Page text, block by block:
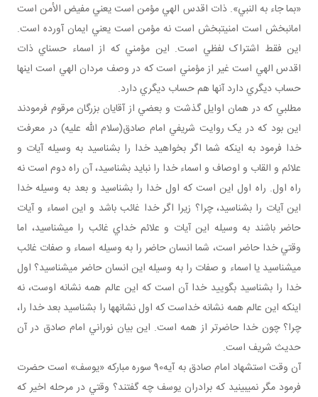
«بما جاء به النبي». ذات اقدس الهي مؤمن است يعني مفيض الأمن است
امان بخش است امنيت بخش است نه مؤمن است يعني ايمان آورده است.
اين فقط اشتراک لفظي است. اين مؤمني که از اسماء حسناي ذات
اقدس الهي است غير از مؤمني است که در وصف مردان الهي است اينها
حساب ديگري دارد آنها هم حساب ديگري دارد.
مطلبي که در همان اوايل گذشت و بعضي از آقايان بزرگان مرقوم فرمودند
اين بود که در يک روايت شريفي امام صادق(سلام الله عليه) در معرفت
خدا فرمود به اينکه شما اگر بخواهيد خدا را بشناسيد به وسيله آيات و
علائم و القاب و اوصاف و اسماء خدا را نبايد بشناسيد، آن راه دوم است نه
راه اول. راه اول اين است که اول خدا را بشناسيد و بعد به وسيله خدا
اين آيات را بشناسيد، چرا؟ زيرا اگر خدا غائب باشد و اين اسماء و آيات
حاضر باشند به وسيله اين آيات و علائم خداي غائب را مي شناسيد، اما
وقتي خدا حاضر است، شما انسان حاضر را به وسيله اسماء و صفات غائب
مي شناسيد يا اسماء و صفات را به وسيله اين انسان حاضر مي شناسيد؟ اول
خدا را بشناسيد بگوييد خدا آن است که اين عالم همه نشانه اوست، نه
اينکه اين عالم همه نشانه خداست که اول نشانه ها را بشناسيد بعد خدا را،
چرا؟ چون خدا حاضرتر از همه است. اين بيان نوراني امام صادق در آن
حديث شريف است.
آن وقت استشهاد امام صادق به آيه90 سوره مبارکه «يوسف» است حضرت
فرمود مگر نمي بينيد که برادران يوسف چه گفتند؟ وقتي در مرحله اخير که